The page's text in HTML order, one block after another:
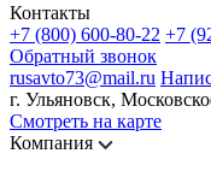
Контакты
+7 (800) 600-80-22 +7
Обратный звонок
rusavto73@mail.ru
г. Ульяновск,
Смотреть на карте
Компания